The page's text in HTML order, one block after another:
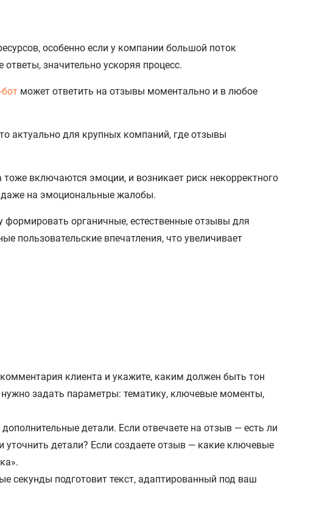
особенно если у компании большой поток
значительно ускоряя процесс.
может ответить на отзывы моментально и в любое
актуально для крупных компаний, где отзывы
включаются эмоции, и возникает риск некорректного
даже на эмоциональные жалобы.
формировать органичные, естественные отзывы для
пользовательские впечатления, что увеличивает
клиента и укажите, каким должен быть тон
задать параметры: тематику, ключевые моменты,
детали. Если отвечаете на отзыв — есть ли
детали? Если создаете отзыв — какие ключевые
секунды подготовит текст, адаптированный под ваш